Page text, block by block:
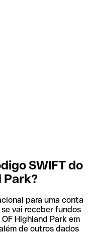
SWIFT do
Park?
para uma conta
vai receber fundos
Highland Park em
de outros dados